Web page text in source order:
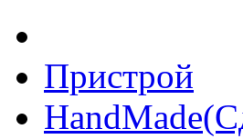
Пристрой